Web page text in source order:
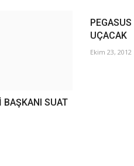
BAŞKANI SUAT
UÇACAK
Ekim 23, 2012